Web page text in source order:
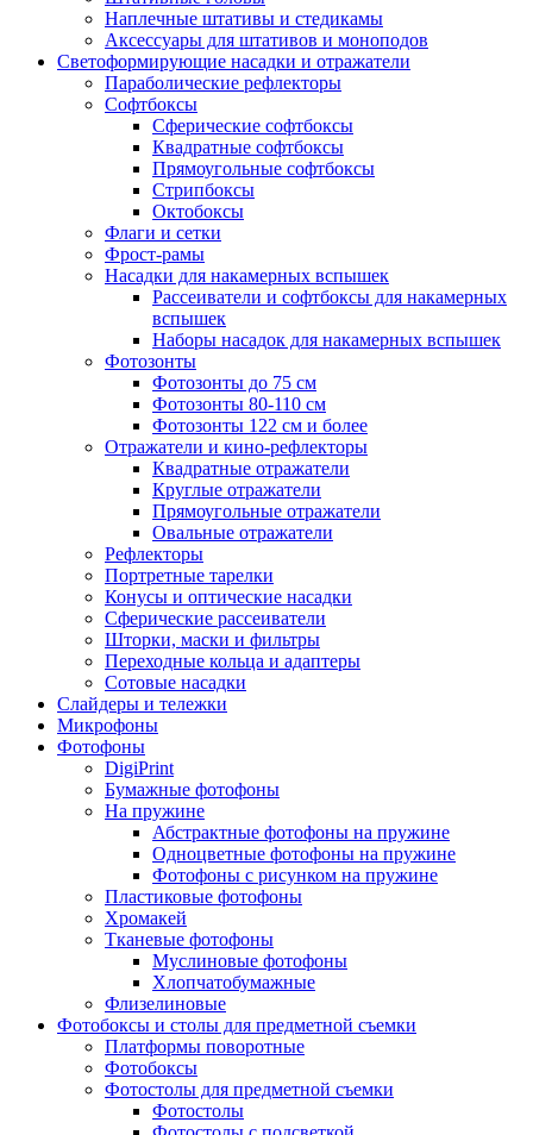
Наплечные штативы и стедикамы
Аксессуары для штативов и моноподов
Светоформирующие насадки и отражатели
Параболические рефлекторы
Софтбоксы
Сферические софтбоксы
Квадратные софтбоксы
Прямоугольные софтбоксы
Стрипбоксы
Октобоксы
Флаги и сетки
Фрост-рамы
Насадки для накамерных вспышек
Рассеиватели и софтбоксы для накамерных
вспышек
Наборы насадок для накамерных вспышек
Фотозонты
Фотозонты до 75 см
Фотозонты 80-110 см
Фотозонты 122 см и более
Отражатели и кино-рефлекторы
Квадратные отражатели
Круглые отражатели
Прямоугольные отражатели
Овальные отражатели
Рефлекторы
Портретные тарелки
Конусы и оптические насадки
Сферические рассеиватели
Шторки, маски и фильтры
Переходные кольца и адаптеры
Сотовые насадки
Слайдеры и тележки
Микрофоны
Фотофоны
DigiPrint
Бумажные фотофоны
На пружине
Абстрактные фотофоны на пружине
Одноцветные фотофоны на пружине
Фотофоны с рисунком на пружине
Пластиковые фотофоны
Хромакей
Тканевые фотофоны
Муслиновые фотофоны
Хлопчатобумажные
Флизелиновые
Фотобоксы и столы для предметной съемки
Платформы поворотные
Фотобоксы
Фотостолы для предметной съемки
Фотостолы